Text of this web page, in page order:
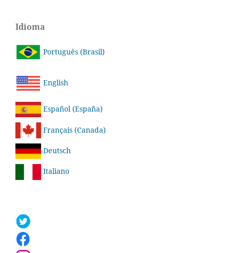
Idioma
Português (Brasil)
English
Español (España)
Français (Canada)
Deutsch
Italiano